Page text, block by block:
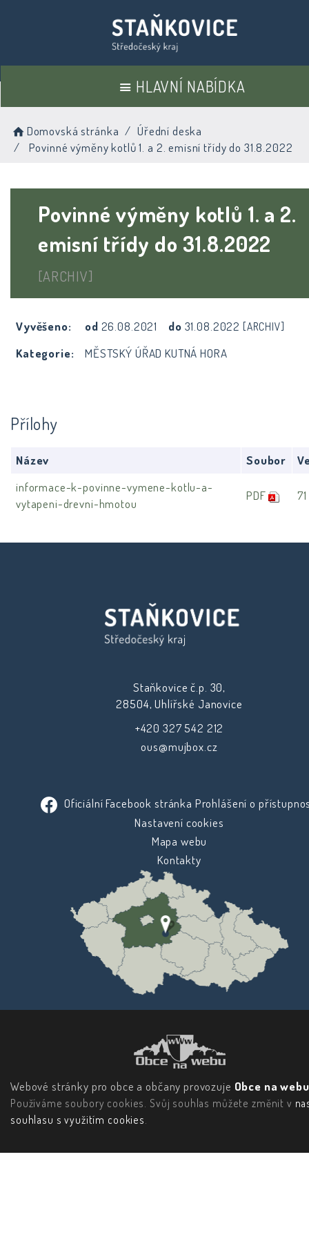
HLAVNÍ NABÍDKA
Domovská stránka
Úřední deska
Povinné výměny kotlů 1. a 2. emisní třídy do 31.8.2022
Povinné výměny kotlů 1. a 2.
emisní třídy do 31.8.2022
[ARCHIV]
Vyvěšeno: od 26.08.2021 do 31.08.2022 [ARCHIV]
Kategorie: MĚSTSKÝ ÚŘAD KUTNÁ HORA
Přílohy
Název Soubor
informace-k-povinne-vymene-kotlu-a-
vytapeni-drevni-hmotou
PDF
Staňkovice č.p. 30,
28504, Uhlířské Janovice
+420 327 542 212
ous@mujbox.cz
Oficiální Facebook stránka Prohlášení o
Nastavení cookies
Mapa webu
Kontakty
Webové stránky pro obce a občany provozuje Obce na
Používáme soubory cookies. Svůj souhlas můžete změnit v
souhlasu s využitím cookies